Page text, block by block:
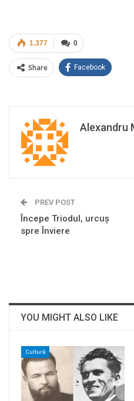
0
1.377
Share Facebook
Alexandru
PREV POST
Începe Triodul, urcuș
spre Înviere
YOU MIGHT ALSO LIKE
Cultură